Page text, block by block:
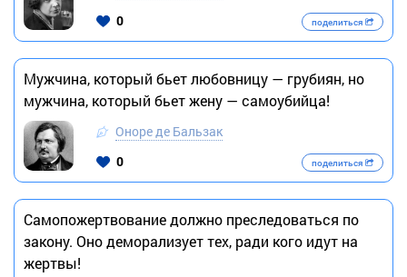
0
поделиться
Мужчина, который бьет любовницу — грубиян, но
мужчина, который бьет жену — самоубийца!
Оноре де Бальзак
0
поделиться
Самопожертвование должно преследоваться по
закону. Оно деморализует тех, ради кого идут на
жертвы!